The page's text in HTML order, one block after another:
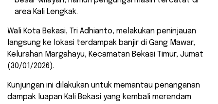
area Kali Lengkak.
​Wali Kota Bekasi, Tri Adhianto, melakukan peninjauan
langsung ke lokasi terdampak banjir di Gang Mawar,
Kelurahan Margahayu, Kecamatan Bekasi Timur, Jumat
(30/01/2026).
Kunjungan ini dilakukan untuk memantau penanganan
dampak luapan Kali Bekasi yang kembali merendam